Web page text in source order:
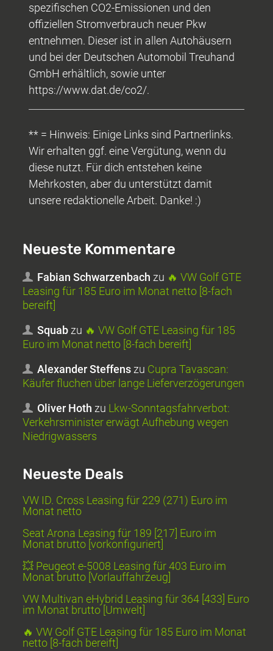
spezifischen CO2-Emissionen und den
offiziellen Stromverbrauch neuer Pkw
entnehmen. Dieser ist in allen Autohäusern
und bei der Deutschen Automobil Treuhand
GmbH erhältlich, sowie unter
https://www.dat.de/co2/.
** = Hinweis: Einige Links sind Partnerlinks.
Wir erhalten ggf. eine Vergütung, wenn du
diese nutzt. Für dich entstehen keine
Mehrkosten, aber du unterstützt damit
unsere redaktionelle Arbeit. Danke! :)
Neueste Kommentare
Fabian Schwarzenbach zu 🔥 VW Golf GTE
Leasing für 185 Euro im Monat netto [8-fach
bereift]
Squab zu 🔥 VW Golf GTE Leasing für 185
Euro im Monat netto [8-fach bereift]
Alexander Steffens zu Cupra Tavascan:
Käufer fluchen über lange Lieferverzögerungen
Oliver Hoth zu Lkw-Sonntagsfahrverbot:
Verkehrsminister erwägt Aufhebung wegen
Niedrigwassers
Neueste Deals
VW ID. Cross Leasing für 229 (271) Euro im
Monat netto
Seat Arona Leasing für 189 [217] Euro im
Monat brutto [vorkonfiguriert]
💥 Peugeot e-5008 Leasing für 403 Euro im
Monat brutto [Vorlauffahrzeug]
VW Multivan eHybrid Leasing für 364 [433] Euro
im Monat brutto [Umwelt]
🔥 VW Golf GTE Leasing für 185 Euro im Monat
netto [8-fach bereift]